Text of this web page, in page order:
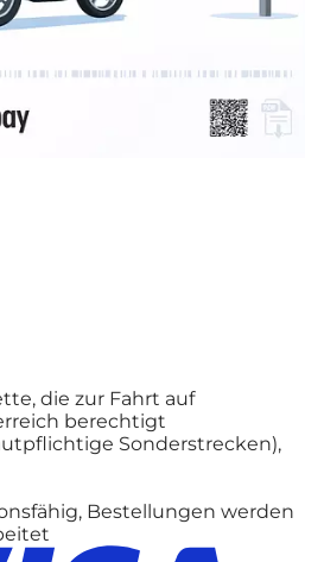
die zur Fahrt auf
berechtigt
Sonderstrecken),
Bestellungen werden